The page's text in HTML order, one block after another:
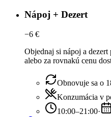
Nápoj + Dezert
−6 €
Objednaj si nápoj a
alebo za rovnakú cenu
Obnovuje sa o
Konzumácia v
10:00–21:00·